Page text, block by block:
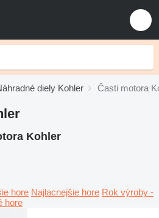
diely Kohler Časti motora
Kohler
hore Najlacnejšie hore Rok výroby -
hore